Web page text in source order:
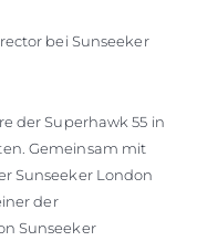
bei Sunseeker
der Superhawk 55 in
Gemeinsam mit
Sunseeker London
der
Sunseeker